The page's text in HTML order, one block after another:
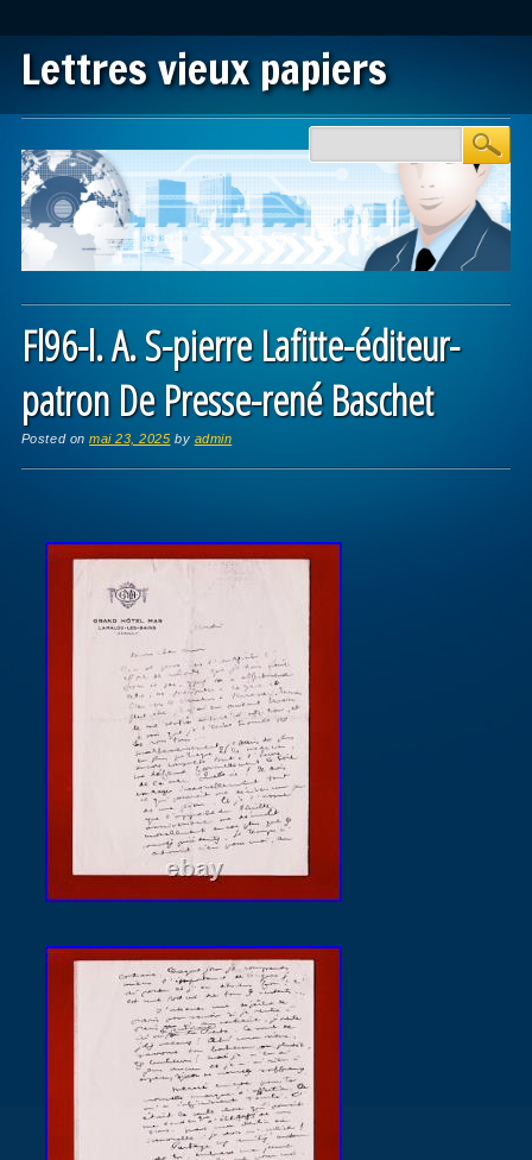
Lettres vieux papiers
Main menu
Fl96-l. A. S-pierre Lafitte-éditeur-
patron De Presse-rené Baschet
Posted onmai 23, 2025 by admin